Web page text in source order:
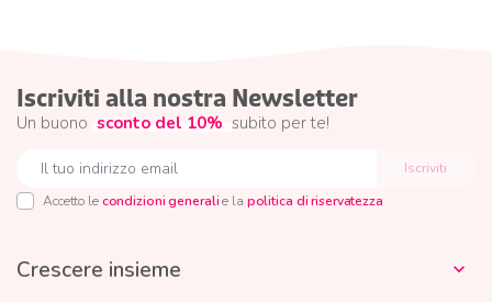
Iscriviti alla nostra Newsletter
Un buono sconto del 10% subito per te!
Accetto lecondizioni generalie la politica di riservatezza
Crescere insieme 